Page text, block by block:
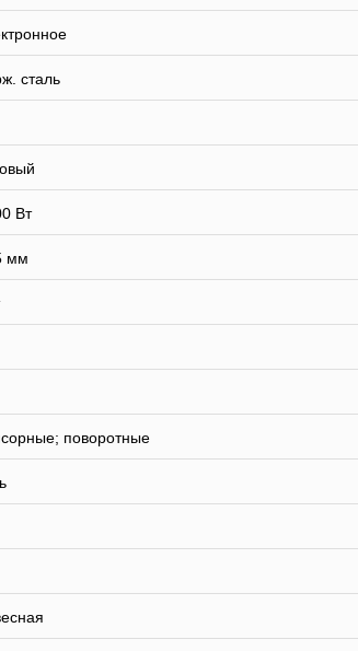
сталь
Вт
мм
поворотные